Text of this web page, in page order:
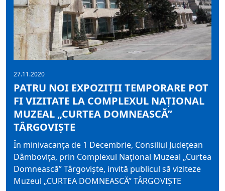
27.11.2020
PATRU NOI EXPOZIŢII TEMPORARE POT
FI VIZITATE LA COMPLEXUL NAȚIONAL
MUZEAL „CURTEA DOMNEASCĂ”
TÂRGOVIȘTE
În minivacanţa de 1 Decembrie, Consiliul Județean
Dâmbovița, prin Complexul Național Muzeal „Curtea
Domnească” Târgoviște, invită publicul să viziteze
Muzeul „CURTEA DOMNEASCĂ” TÂRGOVIȘTE